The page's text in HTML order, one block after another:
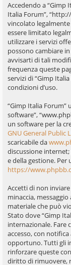
Accedendo a “Gimp
Italia Forum”,
vincolato legalmente
essere limitato
utilizzare i servizi
possono cambiare
avvisarti di tali
frequenza queste
servizi di “Gimp
condizioni d’uso.
“Gimp Italia Forum”
software”,
un software per la
GNU General Public
scaricabile da
discussione
e della gestione.
https://
Accetti di non
minaccia,
materiale che può
Stato dove “Gimp
internazionale. Fare
accesso, con
opportuno. Tutti gli
rinforzare queste
diritto di rimuovere,